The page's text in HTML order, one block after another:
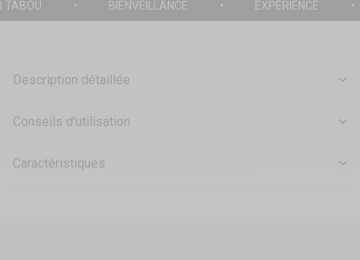
TABOU BIENVEILLANCE EXPÉRIENCE
Description détaillée
Conseils d'utilisation
Caractéristiques